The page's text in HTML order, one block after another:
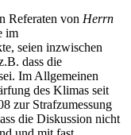
Referaten von Herrn
im
seien inzwischen
dass die
Im Allgemeinen
des Klimas seit
zur Strafzumessung
die Diskussion nicht